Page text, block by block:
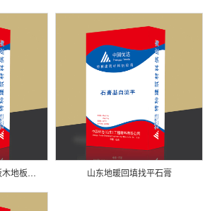
山东厚层自流平,pvc地板木地板找平石膏 山东地暖回填找平石膏